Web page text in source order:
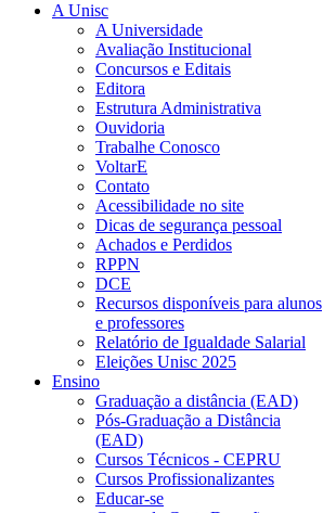
A Unisc
A Universidade
Avaliação Institucional
Concursos e Editais
Editora
Estrutura Administrativa
Ouvidoria
Trabalhe Conosco
VoltarE
Contato
Acessibilidade no site
Dicas de segurança pessoal
Achados e Perdidos
RPPN
DCE
Recursos disponíveis para alunos
e professores
Relatório de Igualdade Salarial
Eleições Unisc 2025
Ensino
Graduação a distância (EAD)
Pós-Graduação a Distância
(EAD)
Cursos Técnicos - CEPRU
Cursos Profissionalizantes
Educar-se